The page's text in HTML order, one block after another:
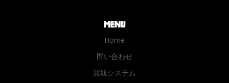
Home
問い合わせ
買取システム